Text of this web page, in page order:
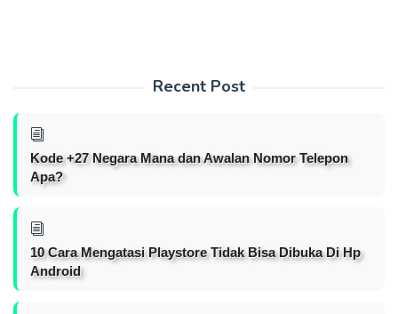
Recent Post
Kode +27 Negara Mana dan Awalan Nomor Telepon
Apa?
10 Cara Mengatasi Playstore Tidak Bisa Dibuka Di Hp
Android